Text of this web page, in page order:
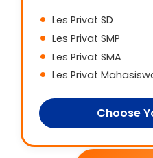
Les Privat SD
Les Privat SMP
Les Privat SMA
Les Privat
Choose